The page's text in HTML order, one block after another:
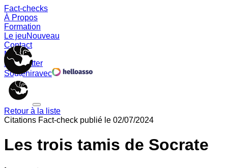
Fact-checks
À Propos
Formation
Le jeuNouveau
Contact
Memes
Newsletter
Souteniravec
Retour à la liste
Citations Fact-check publié le 02/07/2024
Les trois tamis de Socrate